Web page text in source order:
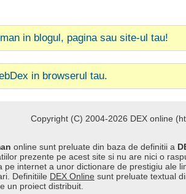
in blogul, pagina sau site-ul tau!
in browserul tau.
Copyright (C) 2004-2026 DEX online
online sunt preluate din baza de definitii a
prezente pe acest site si nu are nici o
internet a unor dictionare de prestigiu ale
Definitiile DEX Online sunt preluate textual
un proiect distribuit.